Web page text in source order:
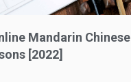
Mandarin Chinese
[2022]